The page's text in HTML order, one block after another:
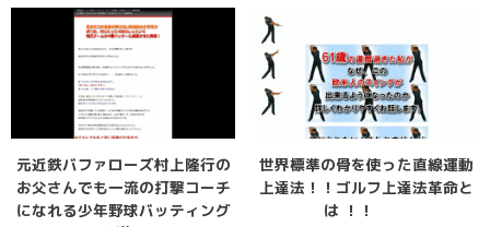
元近鉄バファローズ村上隆行の
お父さんでも一流の打撃コーチ
になれる少年野球バッティング
世界標準の骨を使った直線運動
上達法！！ゴルフ上達法革命と
は ！！